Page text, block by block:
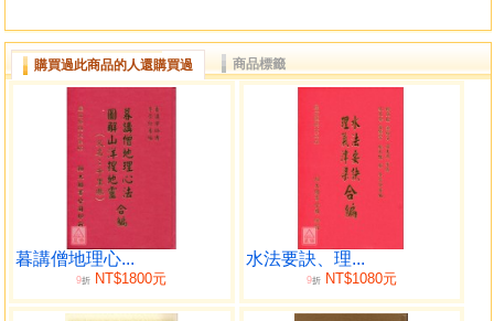
伏羲先天八卦位
文王後天八卦位
太陰先天干支納甲圖
天星四垣圖
九星圖
先天後天理氣心印卷下
仰觀圖
俯察圖
金精山人廖伯瑀記
形氣篇
購買過此商品的人還購買過 商品標籤
暮講僧地理心...
9折 NT$1800元
水法要訣、理...
9折NT$1080元